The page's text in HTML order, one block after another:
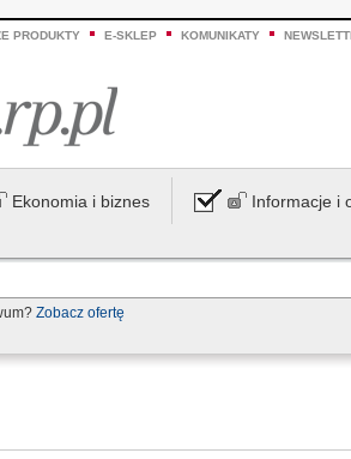
PRODUKTY E-SKLEP KOMUNIKATY
Ekonomia i biznes Informacje i
Zobacz ofertę